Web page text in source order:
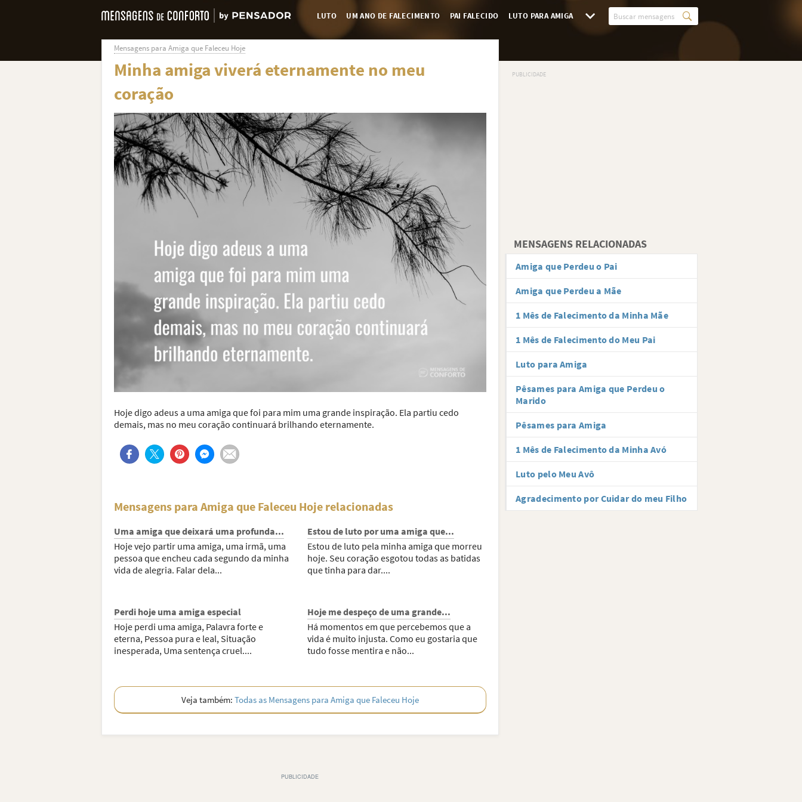
LUTO UM ANO DE FALECIMENTO PAI FALECIDO LUTO PARA AMIGA
Mensagens para Amiga que Faleceu Hoje
Minha amiga viverá eternamente no meu
coração
Hoje digo adeus a uma amiga que foi para mim uma grande inspiração. Ela partiu cedo
demais, mas no meu coração continuará brilhando eternamente.
Mensagens para Amiga que Faleceu Hoje relacionadas
Uma amiga que deixará uma profunda...
Hoje vejo partir uma amiga, uma irmã, uma
pessoa que encheu cada segundo da minha
vida de alegria. Falar dela...
Estou de luto por uma amiga que...
Estou de luto pela minha amiga que morreu
hoje. Seu coração esgotou todas as batidas
que tinha para dar....
Perdi hoje uma amiga especial
Hoje perdi uma amiga, Palavra forte e
eterna, Pessoa pura e leal, Situação
inesperada, Uma sentença cruel....
Hoje me despeço de uma grande...
Há momentos em que percebemos que a
vida é muito injusta. Como eu gostaria que
tudo fosse mentira e não...
Veja também: Todas as Mensagens para Amiga que Faleceu Hoje
MENSAGENS RELACIONADAS
Amiga que Perdeu o Pai
Amiga que Perdeu a Mãe
1 Mês de Falecimento da Minha Mãe
1 Mês de Falecimento do Meu Pai
Luto para Amiga
Pêsames para Amiga que Perdeu o
Marido
Pêsames para Amiga
1 Mês de Falecimento da Minha Avó
Luto pelo Meu Avô
Agradecimento por Cuidar do meu Filho